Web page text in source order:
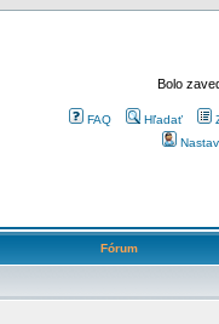
Bolo
FAQ Hľadať
Fórum